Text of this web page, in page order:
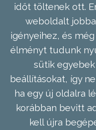
időt töltenek ott.
weboldalt
igényeihez, és
élményt tudunk
sütik
beállításokat, így
ha egy új oldalra
korábban bevitt
kell újra